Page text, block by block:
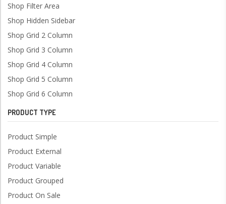
Shop Filter Area
Shop Hidden Sidebar
Shop Grid 2 Column
Shop Grid 3 Column
Shop Grid 4 Column
Shop Grid 5 Column
Shop Grid 6 Column
PRODUCT TYPE
Product Simple
Product External
Product Variable
Product Grouped
Product On Sale